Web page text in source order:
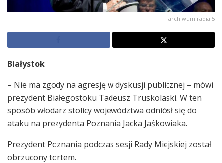
archiwum radia 5
Białystok
– Nie ma zgody na agresję w dyskusji publicznej – mówi
prezydent Białegostoku Tadeusz Truskolaski. W ten
sposób włodarz stolicy województwa odniósł się do
ataku na prezydenta Poznania Jacka Jaśkowiaka.
Prezydent Poznania podczas sesji Rady Miejskiej został
obrzucony tortem.